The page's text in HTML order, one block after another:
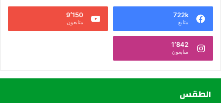
722k
متابع
9٬150
متابعون
1٬842
متابعون
الطقس